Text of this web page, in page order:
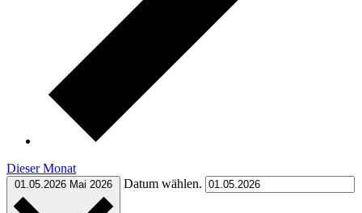
Dieser Monat
01.05.2026 Mai 2026 Datum wählen.